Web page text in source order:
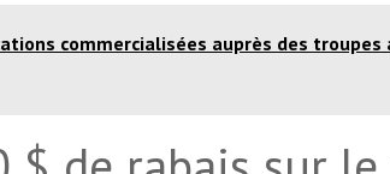
commercialisées auprès des